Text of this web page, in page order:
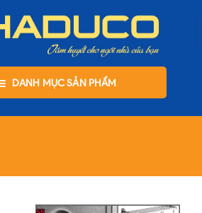
DANH MỤC SẢN PHẨM